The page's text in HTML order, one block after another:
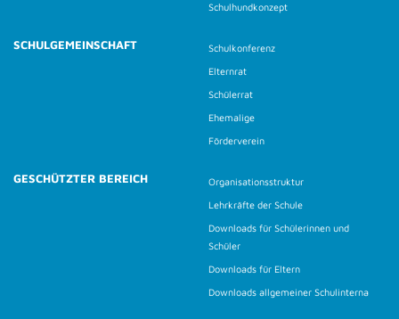
Schulhundkonzept
SCHULGEMEINSCHAFT
Schulkonferenz
Elternrat
Schülerrat
Ehemalige
Förderverein
GESCHÜTZTER BEREICH
Organisationsstruktur
Lehrkräfte der Schule
Downloads für Schülerinnen und
Schüler
Downloads für Eltern
Downloads allgemeiner Schulinterna